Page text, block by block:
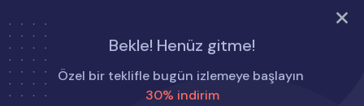
ŞİMDİ DENE
Bekle! Henüz gitme!
Özel bir teklifle bugün izlemeye başlayın
30% indirim
Ana Sayfa
Eyezy Alternatifleri
XNSPY İncelemesi: Nasıl Çalışır? XNSPY Meşru mu?
Açıklama